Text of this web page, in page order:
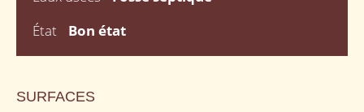
État
Bon état
SURFACES